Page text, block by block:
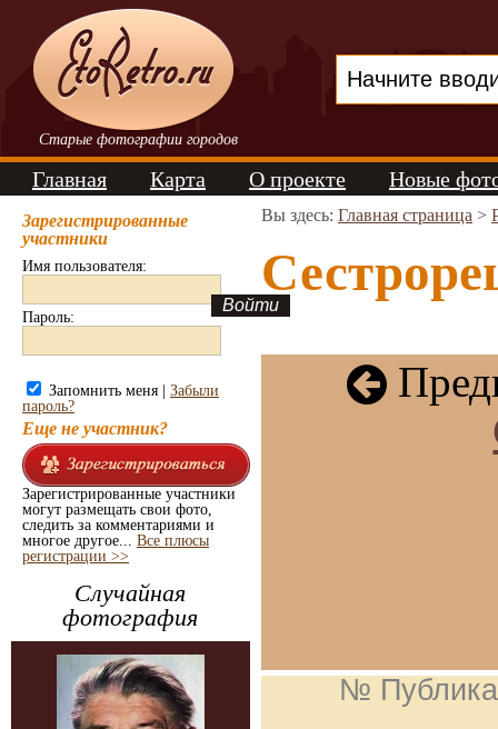
Старые фотографии городов
Главная Карта О проекте Новые
Зарегистрированные
участники
Имя пользователя:
Пароль:
Запомнить меня | Забыли
пароль?
Еще не участник?
Зарегистрированные участники
могут размещать свои фото,
следить за комментариями и
многое другое... Все плюсы
регистрации >>
Случайная
фотография
Вы здесь: Главная страница >
№